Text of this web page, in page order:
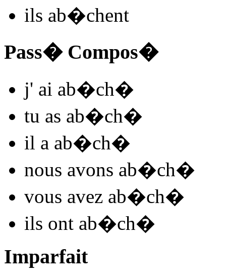
ils ab�chent
Pass� Compos�
j' ai ab�ch�
tu as ab�ch�
il a ab�ch�
nous avons ab�ch�
vous avez ab�ch�
ils ont ab�ch�
Imparfait